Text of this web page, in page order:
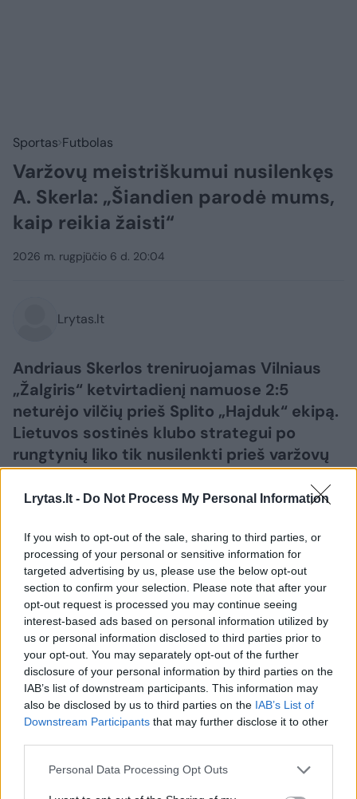
Lrytas.lt - Do Not Process My Personal Information
If you wish to opt-out of the sale, sharing to third parties, or
processing of your personal or sensitive information for
targeted advertising by us, please use the below opt-out
section to confirm your selection. Please note that after your
opt-out request is processed you may continue seeing
interest-based ads based on personal information utilized by
us or personal information disclosed to third parties prior to
your opt-out. You may separately opt-out of the further
disclosure of your personal information by third parties on the
IAB’s list of downstream participants. This information may
also be disclosed by us to third parties on the IAB’s List of
Downstream Participants that may further disclose it to other
Personal Data Processing Opt Outs
Sportas Futbolas
Varžovų meistriškumui nusilenkęs
A. Skerla: „Šiandien parodė mums,
kaip reikia žaisti“
2026 m. rugpjūčio 6 d. 20:04
Lrytas.lt
Andriaus Skerlos treniruojamas Vilniaus
„Žalgiris“ ketvirtadienį namuose 2:5
neturėjo vilčių prieš Splito „Hajduk“ ekipą.
Lietuvos sostinės klubo strategui po
rungtynių liko tik nusilenkti prieš varžovų
talentą, tačiau tuo pačiu A. Skerla
pasidžiaugė ir pozityviais momentais.
Daugiau nuotraukų (61)
„Žalgirio“ aistruoliai savo komandą itin garsiai